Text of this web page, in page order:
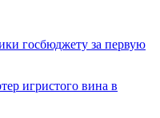
госбюджету за первую
игристого вина в